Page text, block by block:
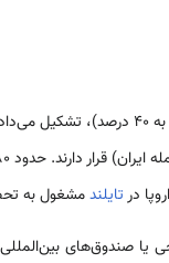
ویتنام،
درتایلندمشغول به
یا صندوق‌های